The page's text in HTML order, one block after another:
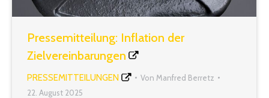
Pressemitteilung: Inflation der
Zielvereinbarungen
PRESSEMITTEILUNGEN Von Manfred Berretz
22. August 2025